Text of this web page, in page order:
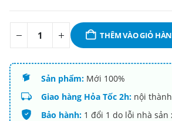
THÊM VÀO GIỎ
Sản phẩm:Mới 100%
Giao hàng Hỏa Tốc 2h:nội thành
Bảo hành:1 đổi 1 do lỗi nhà sản